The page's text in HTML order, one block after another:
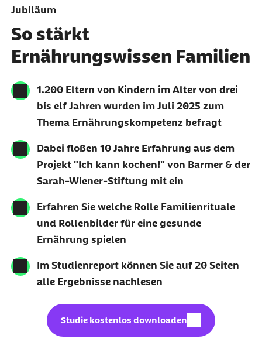
Jubiläum
So stärkt
Ernährungswissen Familien
1.200 Eltern von Kindern im Alter von drei
bis elf Jahren wurden im Juli 2025 zum
Thema Ernährungskompetenz befragt
Dabei floßen 10 Jahre Erfahrung aus dem
Projekt "Ich kann kochen!" von Barmer & der
Sarah-Wiener-Stiftung mit ein
Erfahren Sie welche Rolle Familienrituale
und Rollenbilder für eine gesunde
Ernährung spielen
Im Studienreport können Sie auf 20 Seiten
alle Ergebnisse nachlesen
Download (PDF, 3,19 MB):
Studie kostenlos downloaden